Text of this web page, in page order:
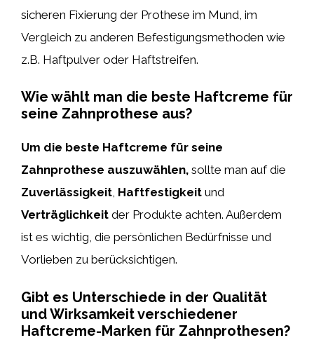
sicheren Fixierung der Prothese im Mund, im
Vergleich zu anderen Befestigungsmethoden wie
z.B. Haftpulver oder Haftstreifen.
Wie wählt man die beste Haftcreme für
seine Zahnprothese aus?
Um die beste Haftcreme für seine
Zahnprothese auszuwählen, sollte man auf die
Zuverlässigkeit, Haftfestigkeit und
Verträglichkeit der Produkte achten. Außerdem
ist es wichtig, die persönlichen Bedürfnisse und
Vorlieben zu berücksichtigen.
Gibt es Unterschiede in der Qualität
und Wirksamkeit verschiedener
Haftcreme-Marken für Zahnprothesen?